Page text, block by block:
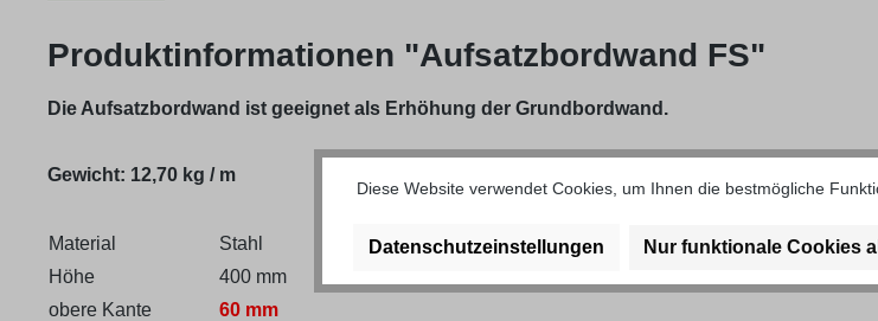
Produktinformationen "Aufsatzbordwand FS"
Die Aufsatzbordwand ist geeignet als Erhöhung der Grundbordwand.
Gewicht: 12,70 kg / m
Material
Stahl
Höhe
400 mm
obere Kante
60 mm
Diese Website verwendet Cookies, um Ihnen die bestmögliche
Datenschutzeinstellungen Nur funktionale Cookies